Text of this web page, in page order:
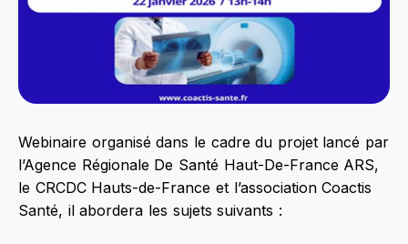
Webinaire organisé dans le cadre du projet lancé par
l’Agence Régionale De Santé Haut-De-France ARS,
le CRCDC Hauts-de-France et l’association Coactis
Santé, il abordera les sujets suivants :